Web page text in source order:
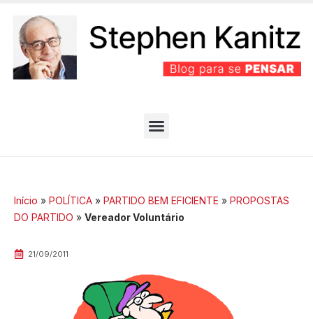
Início » POLÍTICA » PARTIDO BEM EFICIENTE » PROPOSTAS
DO PARTIDO » Vereador Voluntário
21/09/2011